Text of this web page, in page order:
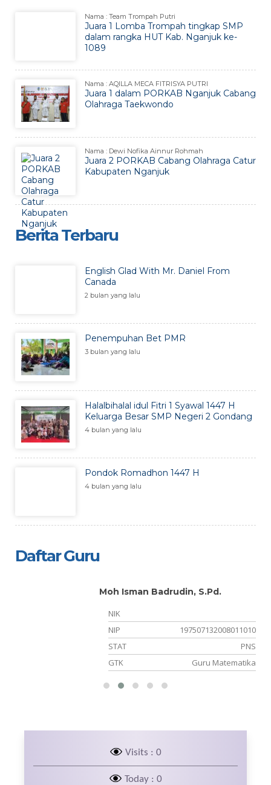
Nama : Team Trompah Putri
Juara 1 Lomba Trompah tingkap SMP
dalam rangka HUT Kab. Nganjuk ke-
1089
Nama : AQILLA MECA FITRISYA PUTRI
Juara 1 dalam PORKAB Nganjuk Cabang
Olahraga Taekwondo
Nama : Dewi Nofika Ainnur Rohmah
Juara 2 PORKAB Cabang Olahraga Catur
Kabupaten Nganjuk
Berita Terbaru
English Glad With Mr. Daniel From
Canada
2 bulan yang lalu
Penempuhan Bet PMR
3 bulan yang lalu
Halalbihalal idul Fitri 1 Syawal 1447 H
Keluarga Besar SMP Negeri 2 Gondang
4 bulan yang lalu
Pondok Romadhon 1447 H
4 bulan yang lalu
Daftar Guru
Moh Isman Badrudin, S.Pd.
NIK
NIP
197507132008011010
STAT
PNS
GTK
Guru Matematika
Visits : 0
Today : 0